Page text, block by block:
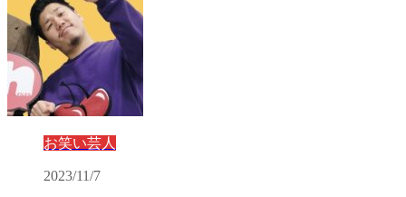
お笑い芸人
2023/11/7